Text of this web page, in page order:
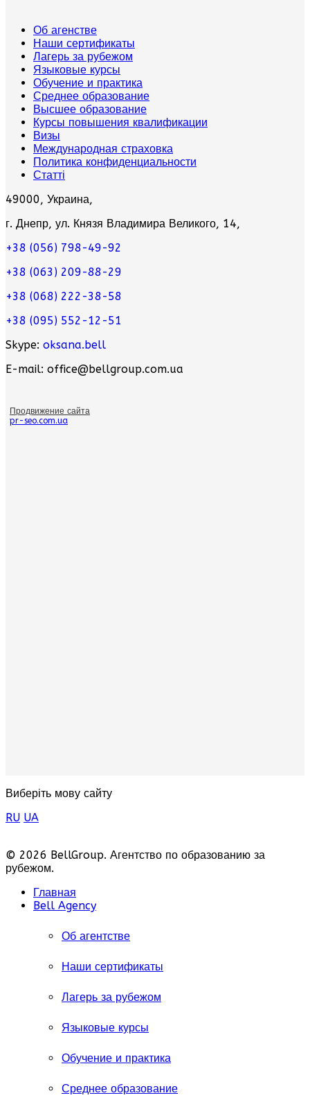
Об агенстве
Наши сертификаты
Лагерь за рубежом
Языковые курсы
Обучение и практика
Среднее образование
Высшее образование
Курсы повышения квалификации
Визы
Международная страховка
Политика конфиденциальности
Статті
49000, Украина,
г. Днепр, ул. Князя Владимира Великого, 14,
+38 (056) 798-49-92
+38 (063) 209-88-29
+38 (068) 222-38-58
+38 (095) 552-12-51
Skype: oksana.bell
E-mail: office@bellgroup.com.ua
Продвижение сайта
pr-seo.com.ua
Виберіть мову сайту
RU UA
© 2026 BellGroup. Агентство по образованию за
рубежом.
Главная
Bell Agency
Об агентстве
Наши сертификаты
Лагерь за рубежом
Языковые курсы
Обучение и практика
Среднее образование